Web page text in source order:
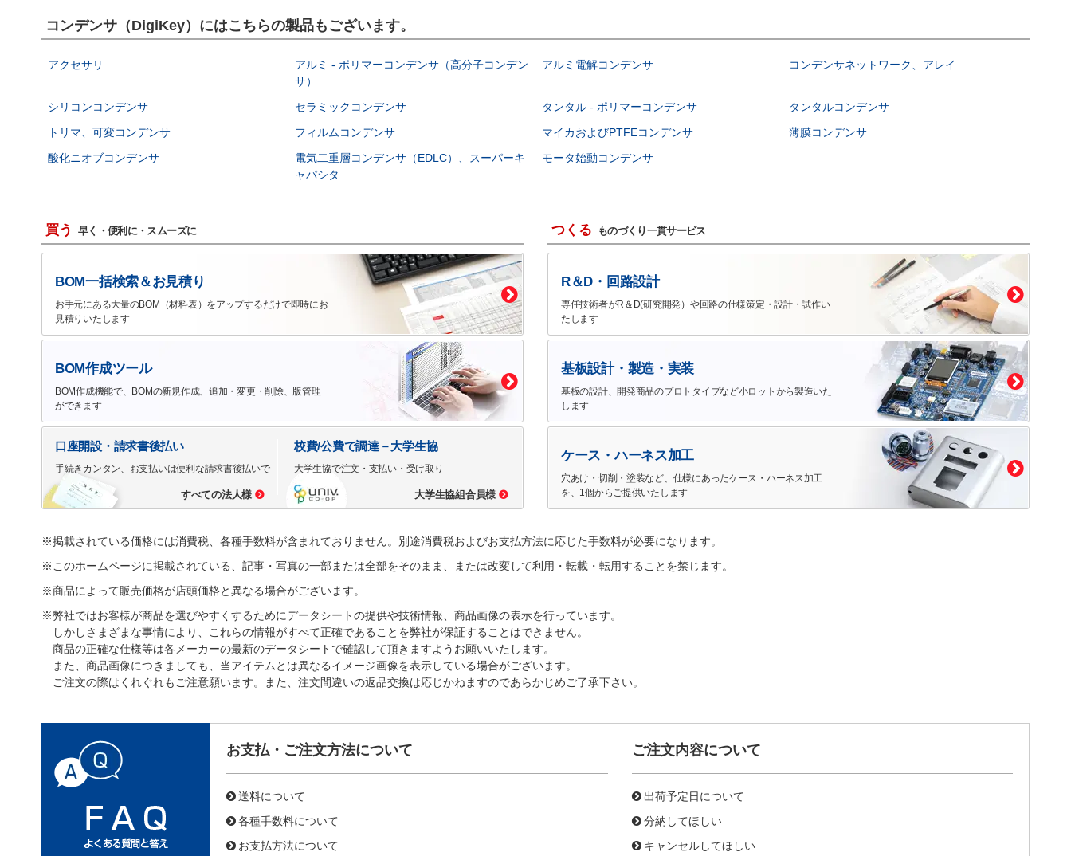
コンデンサ（DigiKey）にはこちらの製品もございます。
アクセサリ
アルミ - ポリマーコンデンサ（高分子コンデン
サ）
アルミ電解コンデンサ コンデンサネットワーク、アレイ
シリコンコンデンサ セラミックコンデンサ タンタル - ポリマーコンデンサ
タンタルコンデンサ
トリマ、可変コンデンサ
フィルムコンデンサ マイカおよびPTFEコンデンサ
薄膜コンデンサ
酸化ニオブコンデンサ
電気二重層コンデンサ（EDLC）、スーパーキ
ャパシタ
モータ始動コンデンサ
買う 早く・便利に・スムーズに
BOM一括検索＆お見積り
お手元にある大量のBOM（材料表）をアップするだけで即時にお
見積りいたします
BOM作成ツール
BOM作成機能で、BOMの新規作成、追加・変更・削除、版管理
ができます
口座開設・請求書後払い
手続きカンタン、お支払いは便利な請求書後払いで
すべての法人様
校費/公費で調達－大学生協
大学生協で注文・支払い・受け取り
大学生協組合員様
つくる ものづくり一貫サービス
R＆D・回路設計
専任技術者がR＆D(研究開発）や回路の仕様策定・設計・試作い
たします
基板設計・製造・実装
基板の設計、開発商品のプロトタイプなど小ロットから製造いた
します
ケース・ハーネス加工
穴あけ・切削・塗装など、仕様にあったケース・ハーネス加工
を、1個からご提供いたします
※掲載されている価格には消費税、各種手数料が含まれておりません。別途消費税およびお支払方法に応じた手数料が必要になります。
※このホームページに掲載されている、記事・写真の一部または全部をそのまま、または改変して利用・転載・転用することを禁じます。
※商品によって販売価格が店頭価格と異なる場合がございます。
※弊社ではお客様が商品を選びやすくするためにデータシートの提供や技術情報、商品画像の表示を行っています。
しかしさまざまな事情により、これらの情報がすべて正確であることを弊社が保証することはできません。
商品の正確な仕様等は各メーカーの最新のデータシートで確認して頂きますようお願いいたします。
また、商品画像につきましても、当アイテムとは異なるイメージ画像を表示している場合がございます。
ご注文の際はくれぐれもご注意願います。また、注文間違いの返品交換は応じかねますのであらかじめご了承下さい。
お支払・ご注文方法について
送料について
各種手数料について
お支払方法について
ご注文内容について
出荷予定日について
分納してほしい
キャンセルしてほしい